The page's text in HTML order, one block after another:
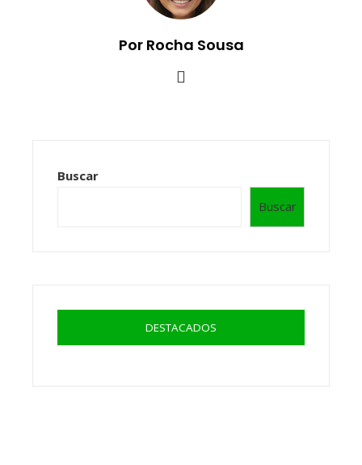
Por Rocha Sousa
Buscar
Buscar
DESTACADOS